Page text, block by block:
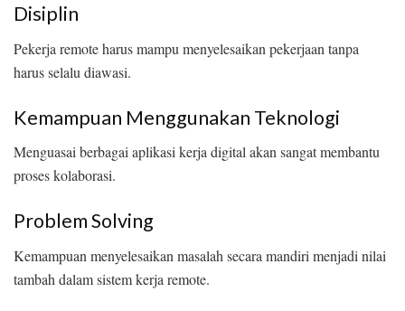
Disiplin
Pekerja remote harus mampu menyelesaikan pekerjaan tanpa
harus selalu diawasi.
Kemampuan Menggunakan Teknologi
Menguasai berbagai aplikasi kerja digital akan sangat membantu
proses kolaborasi.
Problem Solving
Kemampuan menyelesaikan masalah secara mandiri menjadi nilai
tambah dalam sistem kerja remote.